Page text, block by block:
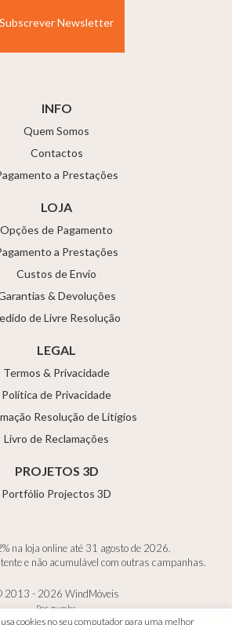
INFO
Quem Somos
Contactos
a Prestações
LOJA
Opções de Pagamento
a Prestações
Custos de Envio
& Devoluções
de Livre Resolução
LEGAL
Termos & Privacidade
Política de Privacidade
Resolução de Litígios
Livro de Reclamações
PROJETOS 3D
Portfólio Projectos 3D
na loja online até 31 agosto de 2026.
e não acumulável com outras campanhas.
2013 - 2026 WindMóveis
Porgumba.
cookies no seu computador para uma melhor